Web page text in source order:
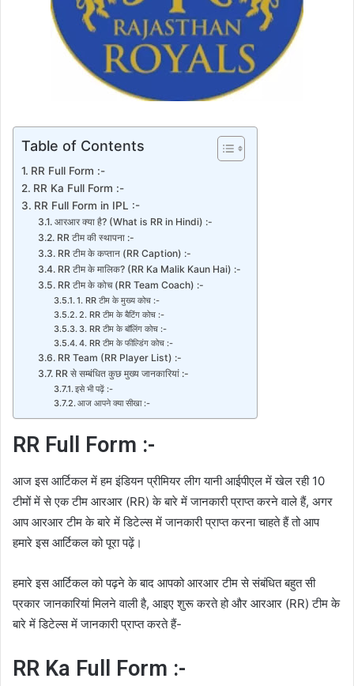
Table of Contents
RR Full Form :-
RR Ka Full Form :-
RR Full Form in IPL :-
आरआर क्या है? (What is RR in Hindi) :-
RR टीम की स्थापना :-
RR टीम के कप्तान (RR Caption) :-
RR टीम के मालिक? (RR Ka Malik Kaun Hai) :-
RR टीम के कोच (RR Team Coach) :-
1. RR टीम के मुख्य कोच :-
2. RR टीम के बैटिंग कोच :-
3. RR टीम के बॉलिंग कोच :-
4. RR टीम के फील्डिंग कोच :-
RR Team (RR Player List) :-
RR से सम्बंधित कुछ मुख्य जानकारियां :-
इसे भी पढ़ें :-
आज आपने क्या सीखा :-
RR Full Form :-
आज इस आर्टिकल में हम इंडियन प्रीमियर लीग यानी आईपीएल में खेल रही 10
टीमों में से एक टीम आरआर (RR) के बारे में जानकारी प्राप्त करने वाले हैं, अगर
आप आरआर टीम के बारे में डिटेल्स में जानकारी प्राप्त करना चाहते हैं तो आप
हमारे इस आर्टिकल को पूरा पढ़ें।
हमारे इस आर्टिकल को पढ़ने के बाद आपको आरआर टीम से संबंधित बहुत सी
प्रकार जानकारियां मिलने वाली है, आइए शुरू करते हो और आरआर (RR) टीम के
बारे में डिटेल्स में जानकारी प्राप्त करते हैं-
RR Ka Full Form :-